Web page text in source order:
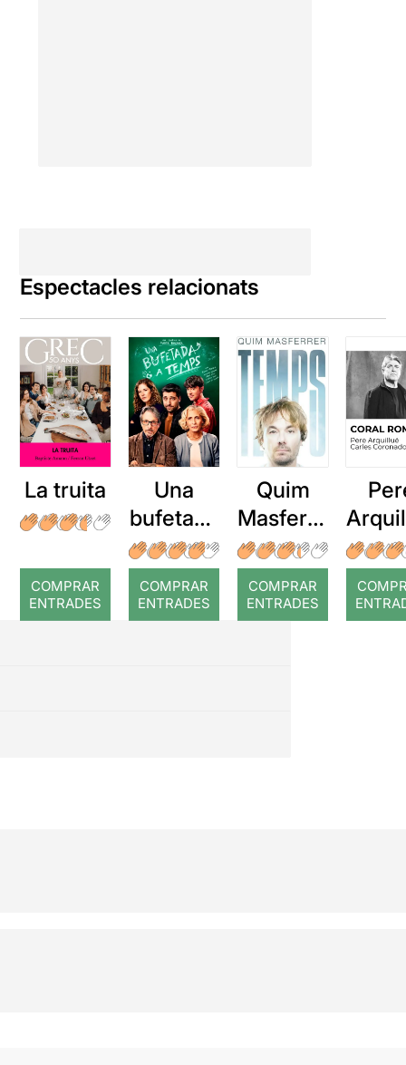
Espectacles relacionats
La truita
COMPRAR
ENTRADES
Una
bufetada
a temps
COMPRAR
ENTRADES
Quim
Masferre
r: Temps
COMPRAR
ENTRADES
: